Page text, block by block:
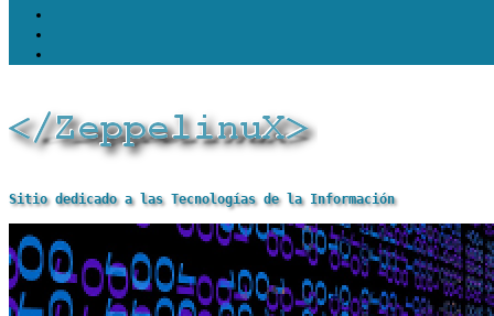
Sitio dedicado a las Tecnologías de la Información